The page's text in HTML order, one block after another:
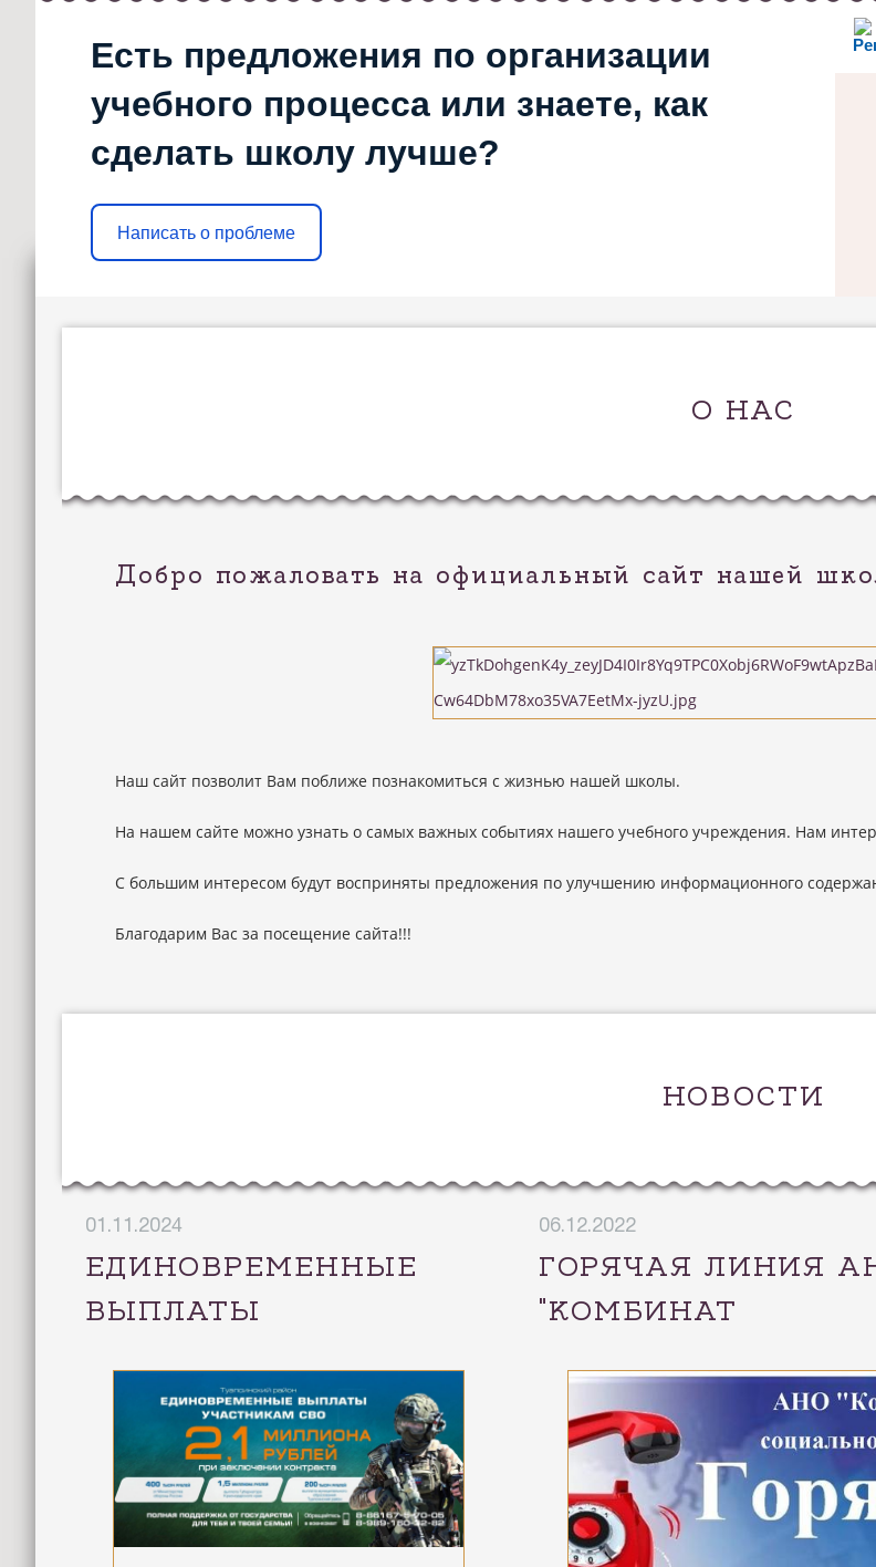
Есть предложения по организации
учебного процесса или знаете, как
сделать школу лучше?
Написать о проблеме
О НАС
Добро пожаловать на официальный сайт нашей
Наш сайт позволит Вам поближе познакомиться с жизнью нашей школы.
На нашем сайте можно узнать о самых важных событиях нашего учебного учреждения. Нам
С большим интересом будут восприняты предложения по улучшению информационного
Благодарим Вас за посещение сайта!!!
НОВОСТИ
01.11.2024
ЕДИНОВРЕМЕННЫЕ
ВЫПЛАТЫ
06.12.2022
ГОРЯЧАЯ ЛИНИЯ
"КОМБИНАТ
ПИТАНИЯ"